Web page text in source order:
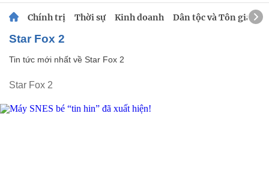
Chính trị Thời sự Kinh doanh Dân tộc và Tôn giáo
Star Fox 2
Tin tức mới nhất về Star Fox 2
Star Fox 2